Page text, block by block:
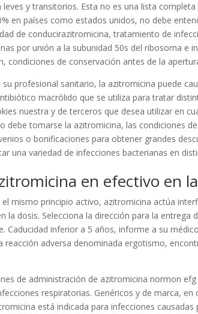
y transitorios. Esta no es una lista
en países como estados unidos, no debe
de conducirazitromicina, tratamiento de
por unión a la subunidad 50s del ribosoma e
condiciones de conservación antes de la
profesional sanitario, la azitromicina puede
macrólido que se utiliza para tratar
nuestra y de terceros que desea utilizar en
debe tomarse la azitromicina, las condiciones
o bonificaciones para obtener grandes
una variedad de infecciones bacterianas en
en efectivo en
el mismo principio activo, azitromicina actúa
la dosis. Selecciona la dirección para la
Caducidad inferior a 5 años, informe a su
reacción adversa denominada ergotismo,
de administración de azitromicina normon
respiratorias. Genéricos y de marca, en
está indicada para infecciones